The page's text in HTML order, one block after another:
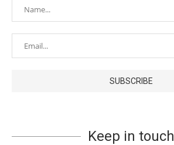
Keep in touch